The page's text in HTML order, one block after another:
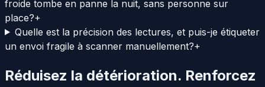
froide tombe en panne la nuit, sans personne sur
place?+
Quelle est la précision des lectures, et puis-je étiqueter
un envoi fragile à scanner manuellement?+
Réduisez la détérioration. Renforcez